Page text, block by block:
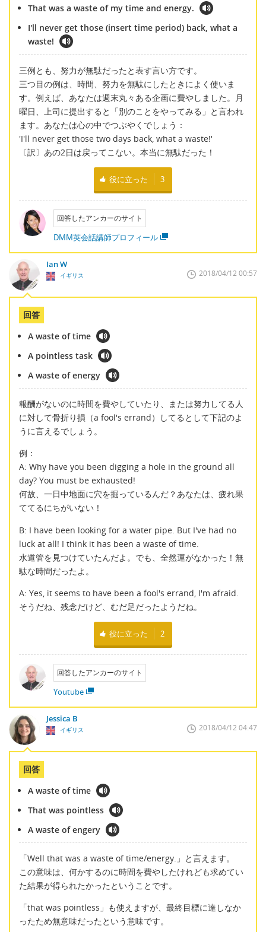
That was a waste of my time and energy.
I'll never get those (insert time period) back, what a
waste!
三例とも、努力が無駄だったと表す言い方です。
三つ目の例は、時間、努力を無駄にしたときによく使いま
す。例えば、あなたは週末丸々ある企画に費やしました。月
曜日、上司に提出すると「別のことをやってみる」と言われ
ます。あなたは心の中でつぶやくでしょう：
'I'll never get those two days back, what a waste!'
〔訳〕あの2日は戻ってこない。本当に無駄だった！
役に立った 3
回答したアンカーのサイト
DMM英会話講師プロフィール
Ian W
イギリス 2018/04/12 00:57
回答
A waste of time
A pointless task
A waste of energy
報酬がないのに時間を費やしていたり、または努力してる人
に対して骨折り損（a fool's errand）してるとして下記のよ
うに言えるでしょう。
例：
A: Why have you been digging a hole in the ground all
day? You must be exhausted!
何故、一日中地面に穴を掘っているんだ？あなたは、疲れ果
ててるにちがいない！
B: I have been looking for a water pipe. But I've had no
luck at all! I think it has been a waste of time.
水道管を見つけていたんだよ。でも、全然運がなかった！無
駄な時間だったよ。
A: Yes, it seems to have been a fool's errand, I'm afraid.
そうだね、残念だけど、むだ足だったようだね。
役に立った 2
回答したアンカーのサイト
Youtube
Jessica B
イギリス 2018/04/12 04:47
回答
A waste of time
That was pointless
A waste of engery
「Well that was a waste of time/energy.」と言えます。
この意味は、何かするのに時間を費やしたけれども求めてい
た結果が得られたかったということです。
「that was pointless」も使えますが、最終目標に達しなか
ったため無意味だったという意味です。